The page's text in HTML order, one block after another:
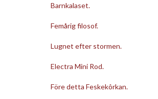
Barnkalaset.
Femårig filosof.
Lugnet efter stormen.
Electra Mini Rod.
Före detta Feskekôrkan.